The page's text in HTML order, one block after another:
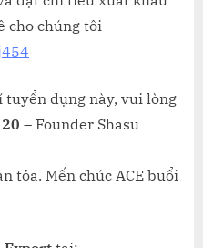
cho chúng tôi
dụng này, vui lòng
– Founder Shasu
tỏa. Mến chúc ACE buổi